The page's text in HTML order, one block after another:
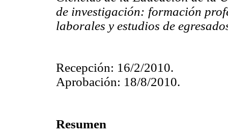
de investigación: formación
laborales y estudios de
Recepción: 16/2/2010.
Aprobación: 18/8/2010.
Resumen